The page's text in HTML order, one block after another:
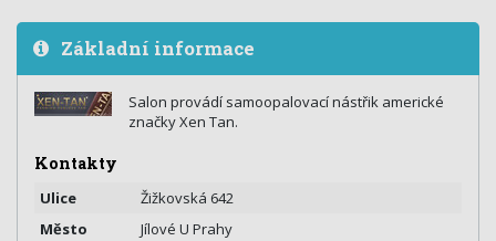
Základní informace
Salon provádí samoopalovací nástřik americké
značky Xen Tan.
Kontakty
Ulice
Žižkovská 642
Město
Jílové U Prahy